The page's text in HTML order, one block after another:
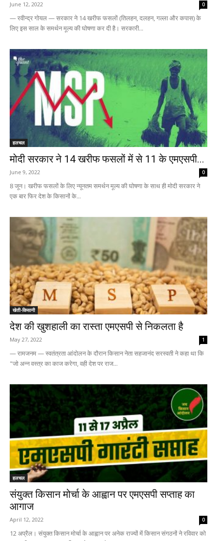
June 12, 2022 0
— रवीन्द्र गोयल — सरकार ने 14 खरीफ फसलों (तिलहन, दलहन, गल्ला और कपास) के
लिए इस साल के समर्थन मूल्य की घोषणा कर दी है। सरकारी...
हलचल
मोदी सरकार ने 14 खरीफ फसलों में से 11 के एमएसपी...
June 9, 2022 0
8 जून। खरीफ फसलों के लिए न्यूनतम समर्थन मूल्य की घोषणा के साथ ही मोदी सरकार ने
एक बार फिर देश के किसानों के...
खेती-किसानी
देश की खुशहाली का रास्ता एमएसपी से निकलता है
May 27, 2022 1
— रामजनम — स्वतंत्रता आंदोलन के दौरान किसान नेता सहजानंद सरस्वती ने कहा था कि
"जो अन्न वस्त्र का काज करेगा, वही देश पर राज...
हलचल
संयुक्त किसान मोर्चा के आह्वान पर एमएसपी सप्ताह का
आगाज
April 12, 2022 0
12 अप्रैल। संयुक्त किसान मोर्चा के आह्वान पर अनेक राज्यों में किसान संगठनों ने रविवार को